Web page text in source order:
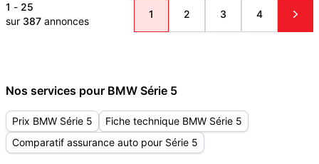
1 - 25
sur 387 annonces
1 2 3 4
Nos services pour BMW Série 5
Prix BMW Série 5
Fiche technique BMW Série 5
Comparatif assurance auto pour Série 5